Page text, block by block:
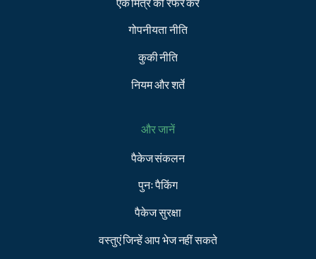
एक मित्र को रेफर करें
गोपनीयता नीति
कुकी नीति
नियम और शर्तें
और जानें
पैकेज संकलन
पुनः पैकिंग
पैकेज सुरक्षा
वस्तुएं जिन्हें आप भेज नहीं सकते